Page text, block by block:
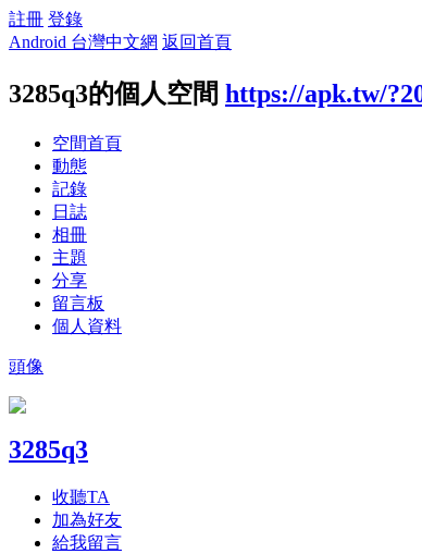
註冊 登錄
Android 台灣中文網 返回首頁
3285q3的個人空間 https://apk.tw/
空間首頁
動態
記錄
日誌
相冊
主題
分享
留言板
個人資料
頭像
3285q3
收聽TA
加為好友
給我留言